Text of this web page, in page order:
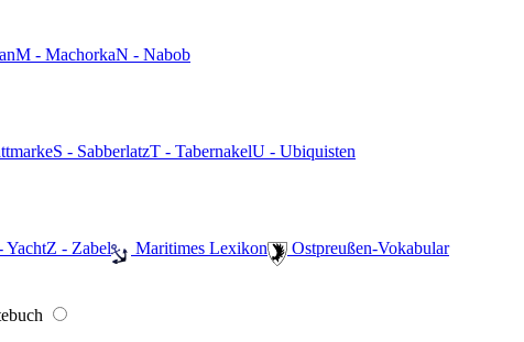
M - MachorkaN - Nabob
S - SabberlatzT - TabernakelU - Ubiquisten
YachtZ - Zabel ️ Maritimes Lexikon ️ Ostpreußen-Vokabular